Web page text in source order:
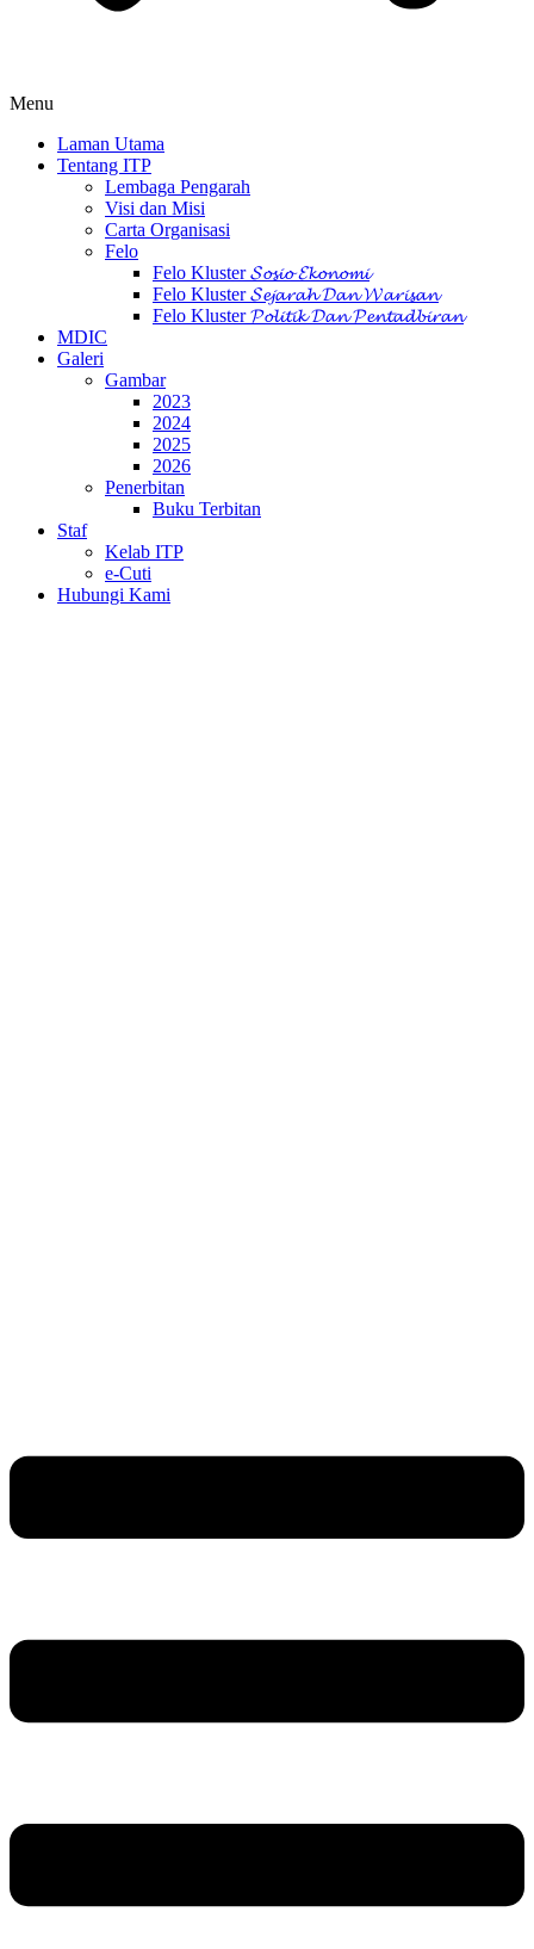
Menu
Laman Utama
Tentang ITP
Lembaga Pengarah
Visi dan Misi
Carta Organisasi
Felo
Felo Kluster 𝓢𝓸𝓼𝓲𝓸 𝓔𝓴𝓸𝓷𝓸𝓶𝓲
Felo Kluster 𝓢𝓮𝓳𝓪𝓻𝓪𝓱 𝓓𝓪𝓷 𝓦𝓪𝓻𝓲𝓼𝓪𝓷
Felo Kluster 𝓟𝓸𝓵𝓲𝓽𝓲𝓴 𝓓𝓪𝓷 𝓟𝓮𝓷𝓽𝓪𝓭𝓫𝓲𝓻𝓪𝓷
MDIC
Galeri
Gambar
2023
2024
2025
2026
Penerbitan
Buku Terbitan
Staf
Kelab ITP
e-Cuti
Hubungi Kami